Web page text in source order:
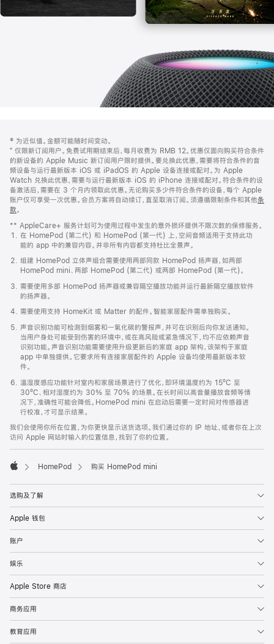
页
页
脚
注
‡ 为近似值。金额可能随时间变动。
⁺ 仅限新订阅用户。免费试用期结束后，每月收费为 RMB 12。优惠仅面向购买符合条件
的新设备的 Apple Music 新订阅用户限时提供。要兑换此优惠，需要将符合条件的音
频设备与运行最新版本 iOS 或 iPadOS 的 Apple 设备连接或配对。为 Apple
Watch 兑换此优惠，需要与运行最新版本 iOS 的 iPhone 连接或配对。符合条件的设
备激活后，需要在 3 个月内领取此优惠。无论购买多少件符合条件的设备，每个 Apple
账户仅可享受一次优惠。会员方案将自动续订，直至取消订阅。须遵循限制条件和其他条
款。
窗
口
中
打
开)
** AppleCare+ 服务计划可为使用过程中发生的意外损坏提供不限次数的保修服务。
在 HomePod (第二代) 和 HomePod (第一代) 上，空间音频适用于支持此功
能的 app 中的兼容内容。并非所有内容都支持杜比全景声。
组建 HomePod 立体声组合需要使用两部同款 HomePod 扬声器，如两部
HomePod mini、两部 HomePod (第二代) 或两部 HomePod (第一代)。
需要使用多部 HomePod 扬声器或兼容隔空播放功能并运行最新隔空播放软件
的扬声器。
需要使用支持 HomeKit 或 Matter 的配件。智能家居配件需单独购买。
声音识别功能可检测到烟雾和一氧化碳的警报声，并可在识别后向你发送通知。
当用户身处可能受到伤害的环境中，或在高风险或紧急情况下，均不应依赖声音
识别功能。声音识别功能需要使用升级更新后的家庭 app 架构，该架构于家庭
app 中单独提供。它要求所有连接家居配件的 Apple 设备均使用最新版本软
件。
温湿度感应功能针对室内和家居场景进行了优化，即环境温度约为 15ºC 至
30ºC、相对湿度约为 30% 至 70% 的场景。在长时间以高音量播放音频等情
况下，准确性可能会降低。HomePod mini 在启动后需要一定时间对传感器进
行校准，才可显示结果。
我们会使用你所在位置，为你更快显示送货选项。我们通过你的 IP 地址，或者你在上次
访问 Apple 网站时输入的位置信息，找到了你的位置。
HomePod 购买 HomePod mini
选购及了解
Apple 钱包
账户
娱乐
Apple Store 商店
商务应用
教育应用